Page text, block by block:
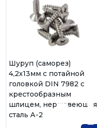
Шуруп (саморез)
4,2х13мм с потайной
головкой DIN 7982 с
крестообразным
шлицем, нержавеющая
сталь А-2